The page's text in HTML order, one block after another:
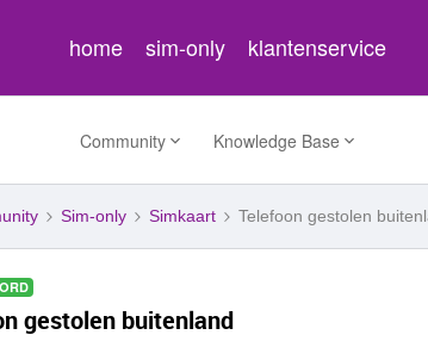
home sim-only klantenservice
Community Knowledge Base
Sim-only Simkaart Telefoon gestolen
gestolen buitenland